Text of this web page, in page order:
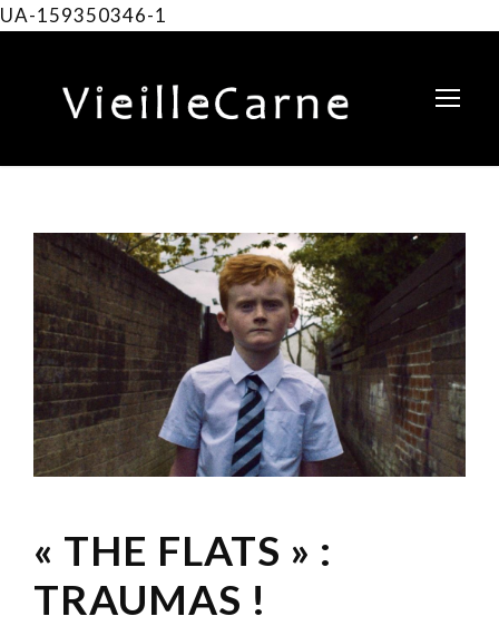
UA-159350346-1
« THE FLATS » :
TRAUMAS !